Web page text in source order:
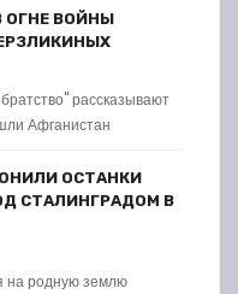
ОГНЕ ВОЙНЫ
рассказывают
Афганистан
ОСТАНКИ
СТАЛИНГРАДОМ В
на родную землю